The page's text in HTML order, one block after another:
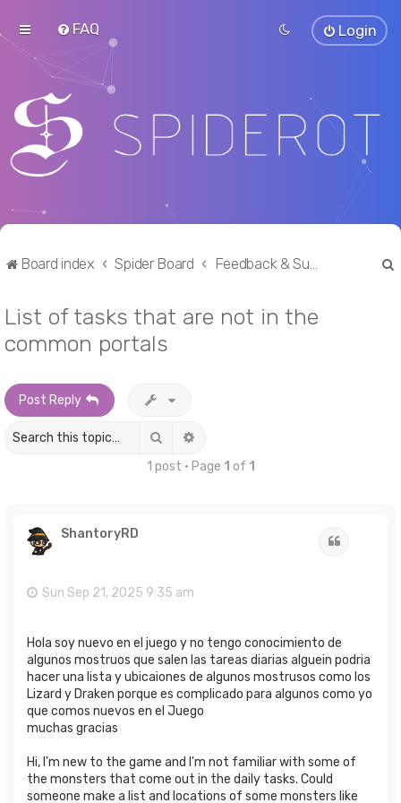
FAQ Login
Board index Spider Board Feedback & Suggestions
List of tasks that are not in the
common portals
Post Reply
Search
1 post • Page 1 of 1
ShantoryRD
Sun Sep 21, 2025 9:35 am
Hola soy nuevo en el juego y no tengo conocimiento de
algunos mostruos que salen las tareas diarias alguein podria
hacer una lista y ubicaiones de algunos mostrusos como los
Lizard y Draken porque es complicado para algunos como yo
que comos nuevos en el Juego
muchas gracias
Hi, I'm new to the game and I'm not familiar with some of
the monsters that come out in the daily tasks. Could
someone make a list and locations of some monsters like